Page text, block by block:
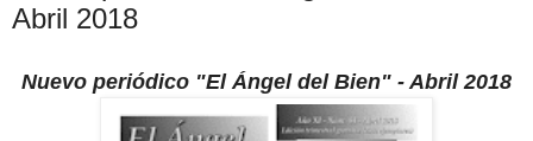
Abril 2018
Nuevo periódico "El Ángel del Bien" - Abril 2018